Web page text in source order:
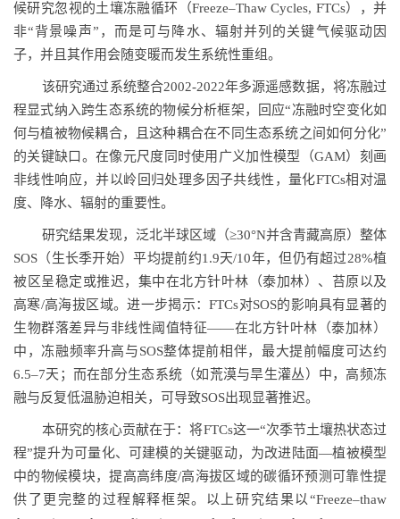
候研究忽视的土壤冻融循环（Freeze–Thaw Cycles, FTCs），并
非“背景噪声”，而是可与降水、辐射并列的关键气候驱动因
子，并且其作用会随变暖而发生系统性重组。
该研究通过系统整合2002-2022年多源遥感数据，将冻融过
程显式纳入跨生态系统的物候分析框架，回应“冻融时空变化如
何与植被物候耦合，且这种耦合在不同生态系统之间如何分化”
的关键缺口。在像元尺度同时使用广义加性模型（GAM）刻画
非线性响应，并以岭回归处理多因子共线性，量化FTCs相对温
度、降水、辐射的重要性。
研究结果发现，泛北半球区域（≥30°N并含青藏高原）整体
SOS（生长季开始）平均提前约1.9天/10年，但仍有超过28%植
被区呈稳定或推迟，集中在北方针叶林（泰加林）、苔原以及
高寒/高海拔区域。进一步揭示：FTCs对SOS的影响具有显著的
生物群落差异与非线性阈值特征——在北方针叶林（泰加林）
中，冻融频率升高与SOS整体提前相伴，最大提前幅度可达约
6.5–7天；而在部分生态系统（如荒漠与旱生灌丛）中，高频冻
融与反复低温胁迫相关，可导致SOS出现显著推迟。
本研究的核心贡献在于：将FTCs这一“次季节土壤热状态过
程”提升为可量化、可建模的关键驱动，为改进陆面—植被模型
中的物候模块，提高高纬度/高海拔区域的碳循环预测可靠性提
供了更完整的过程解释框架。以上研究结果以“Freeze–thaw